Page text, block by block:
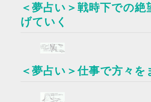
＜夢占い＞戦時下での絶
げていく
＜夢占い＞仕事で方々を